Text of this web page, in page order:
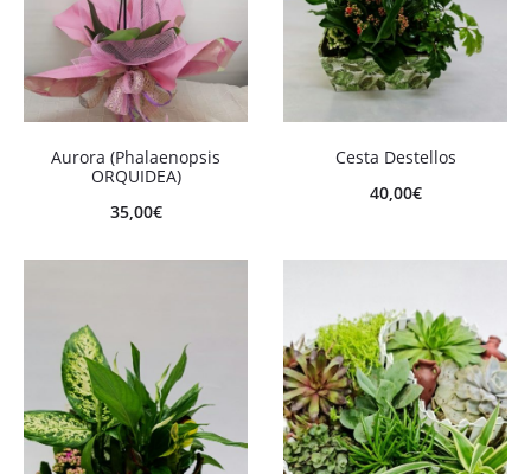
Aurora (Phalaenopsis
ORQUIDEA)
35,00€
Cesta Destellos
40,00€